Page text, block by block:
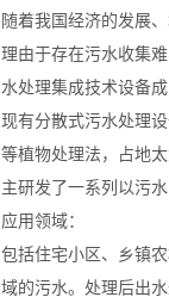
随着我国经济的发展
理由于存在污水收集
水处理集成技术设备
现有分散式污水处理
等植物处理法，占地
主研发了一系列以污
应用领域：
包括住宅小区、乡镇
域的污水。处理后出